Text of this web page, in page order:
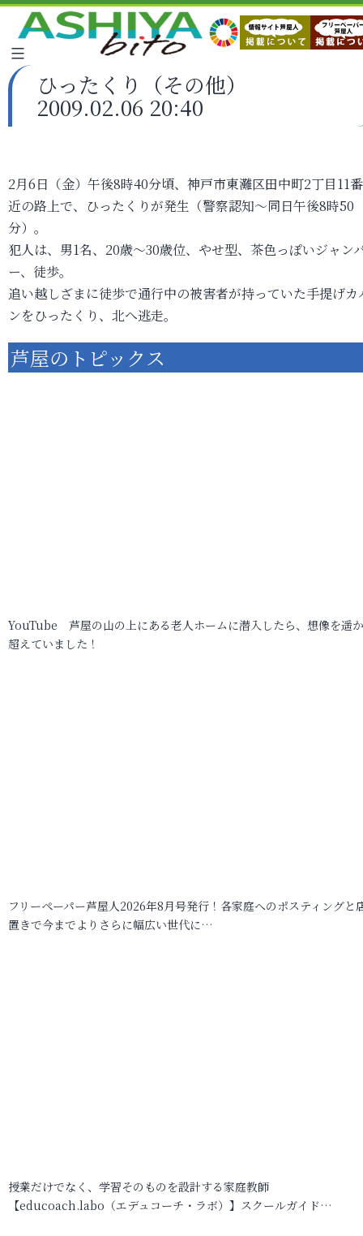
ひったくり（その他）
2009.02.06 20:40
2月6日（金）午後8時40分頃、神戸市東灘区田中町2丁目11
近の路上で、ひったくりが発生（警察認知～同日午後8時50
分）。
犯人は、男1名、20歳～30歳位、やせ型、茶色っぽいジャン
ー、徒歩。
追い越しざまに徒歩で通行中の被害者が持っていた手提げカ
ンをひったくり、北へ逃走。
芦屋のトピックス
YouTube 芦屋の山の上にある老人ホームに潜入したら、想像を遥
超えていました！
フリーペーパー芦屋人2026年8月号発行！各家庭へのポスティングと
置きで今までよりさらに幅広い世代に…
授業だけでなく、学習そのものを設計する家庭教師
【educoach.labo（エデュコーチ・ラボ）】スクールガイド…